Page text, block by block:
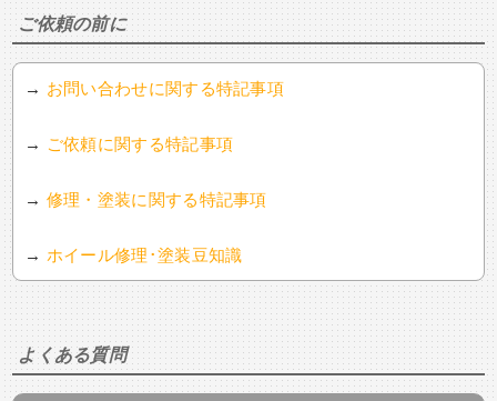
ご依頼の前に
→ お問い合わせに関する特記事項
→ ご依頼に関する特記事項
→ 修理・塗装に関する特記事項
→ ホイール修理･塗装豆知識
よくある質問